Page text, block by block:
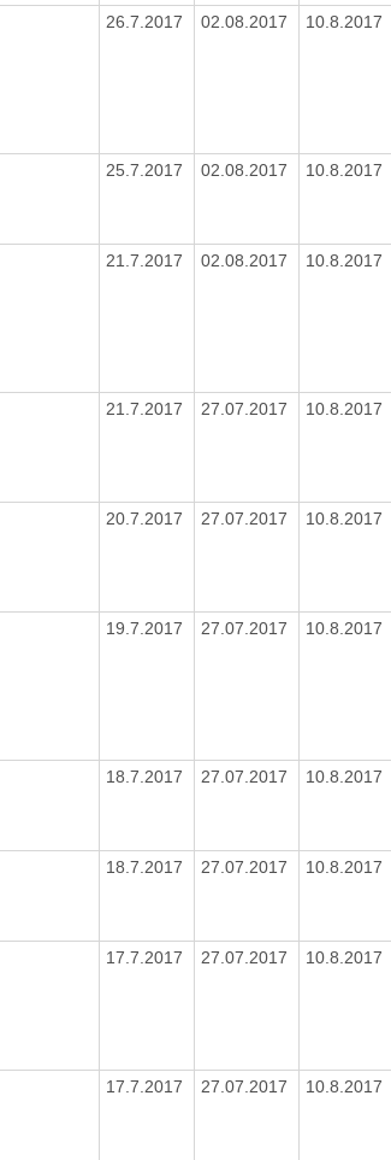
26.7.2017 02.08.2017 10.8.2017
25.7.2017 02.08.2017 10.8.2017
21.7.2017 02.08.2017 10.8.2017
21.7.2017 27.07.2017 10.8.2017
20.7.2017 27.07.2017 10.8.2017
19.7.2017 27.07.2017 10.8.2017
18.7.2017 27.07.2017 10.8.2017
18.7.2017 27.07.2017 10.8.2017
17.7.2017 27.07.2017 10.8.2017
17.7.2017 27.07.2017 10.8.2017